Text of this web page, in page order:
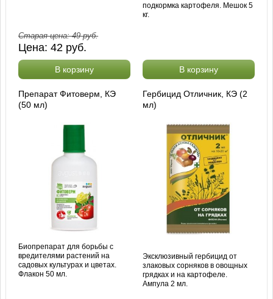
Старая цена:49руб.
Цена:42 руб.
В корзину
подкормка картофеля. Мешок 5
кг.
В корзину
Препарат Фитоверм, КЭ
(50 мл)
Биопрепарат для борьбы с
вредителями растений на
садовых культурах и цветах.
Флакон 50 мл.
Гербицид Отличник, КЭ (2
мл)
Эксклюзивный гербицид от
злаковых сорняков в овощных
грядках и на картофеле.
Ампула 2 мл.